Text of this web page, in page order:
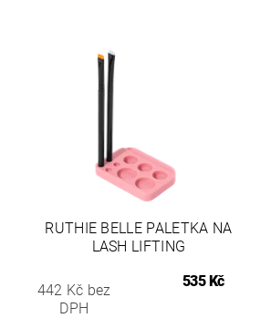
RUTHIE BELLE PALETKA NA
LASH LIFTING
442 Kč bez
DPH
535 Kč